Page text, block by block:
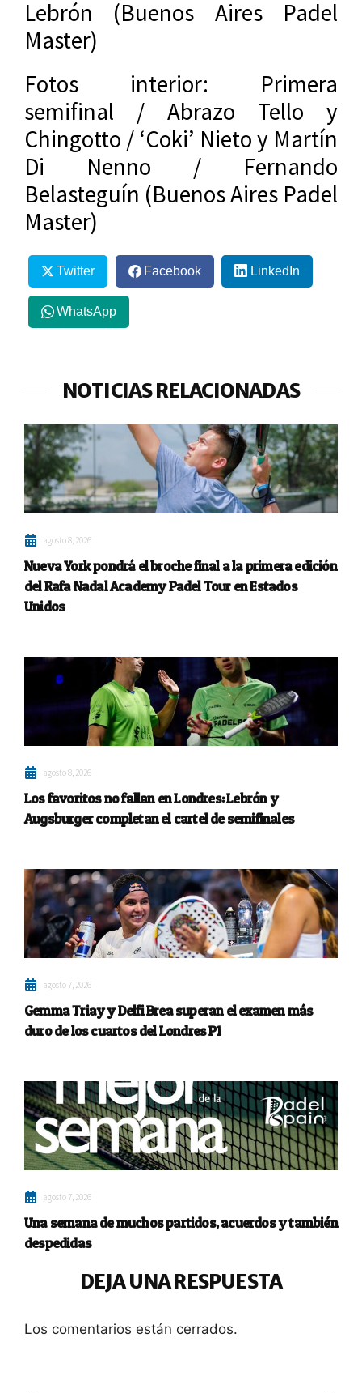
Lebrón (Buenos Aires Padel
Master)
Fotos interior: Primera
semifinal / Abrazo Tello y
Chingotto / ‘Coki’ Nieto y Martín
Di Nenno / Fernando
Belasteguín (Buenos Aires Padel
Master)
Twitter Facebook LinkedIn
WhatsApp
NOTICIAS RELACIONADAS
agosto 8, 2026
Nueva York pondrá el broche final a la primera edición
del Rafa Nadal Academy Padel Tour en Estados
Unidos
agosto 8, 2026
Los favoritos no fallan en Londres: Lebrón y
Augsburger completan el cartel de semifinales
agosto 7, 2026
Gemma Triay y Delfi Brea superan el examen más
duro de los cuartos del Londres P1
agosto 7, 2026
Una semana de muchos partidos, acuerdos y también
despedidas
DEJA UNA RESPUESTA
Los comentarios están cerrados.